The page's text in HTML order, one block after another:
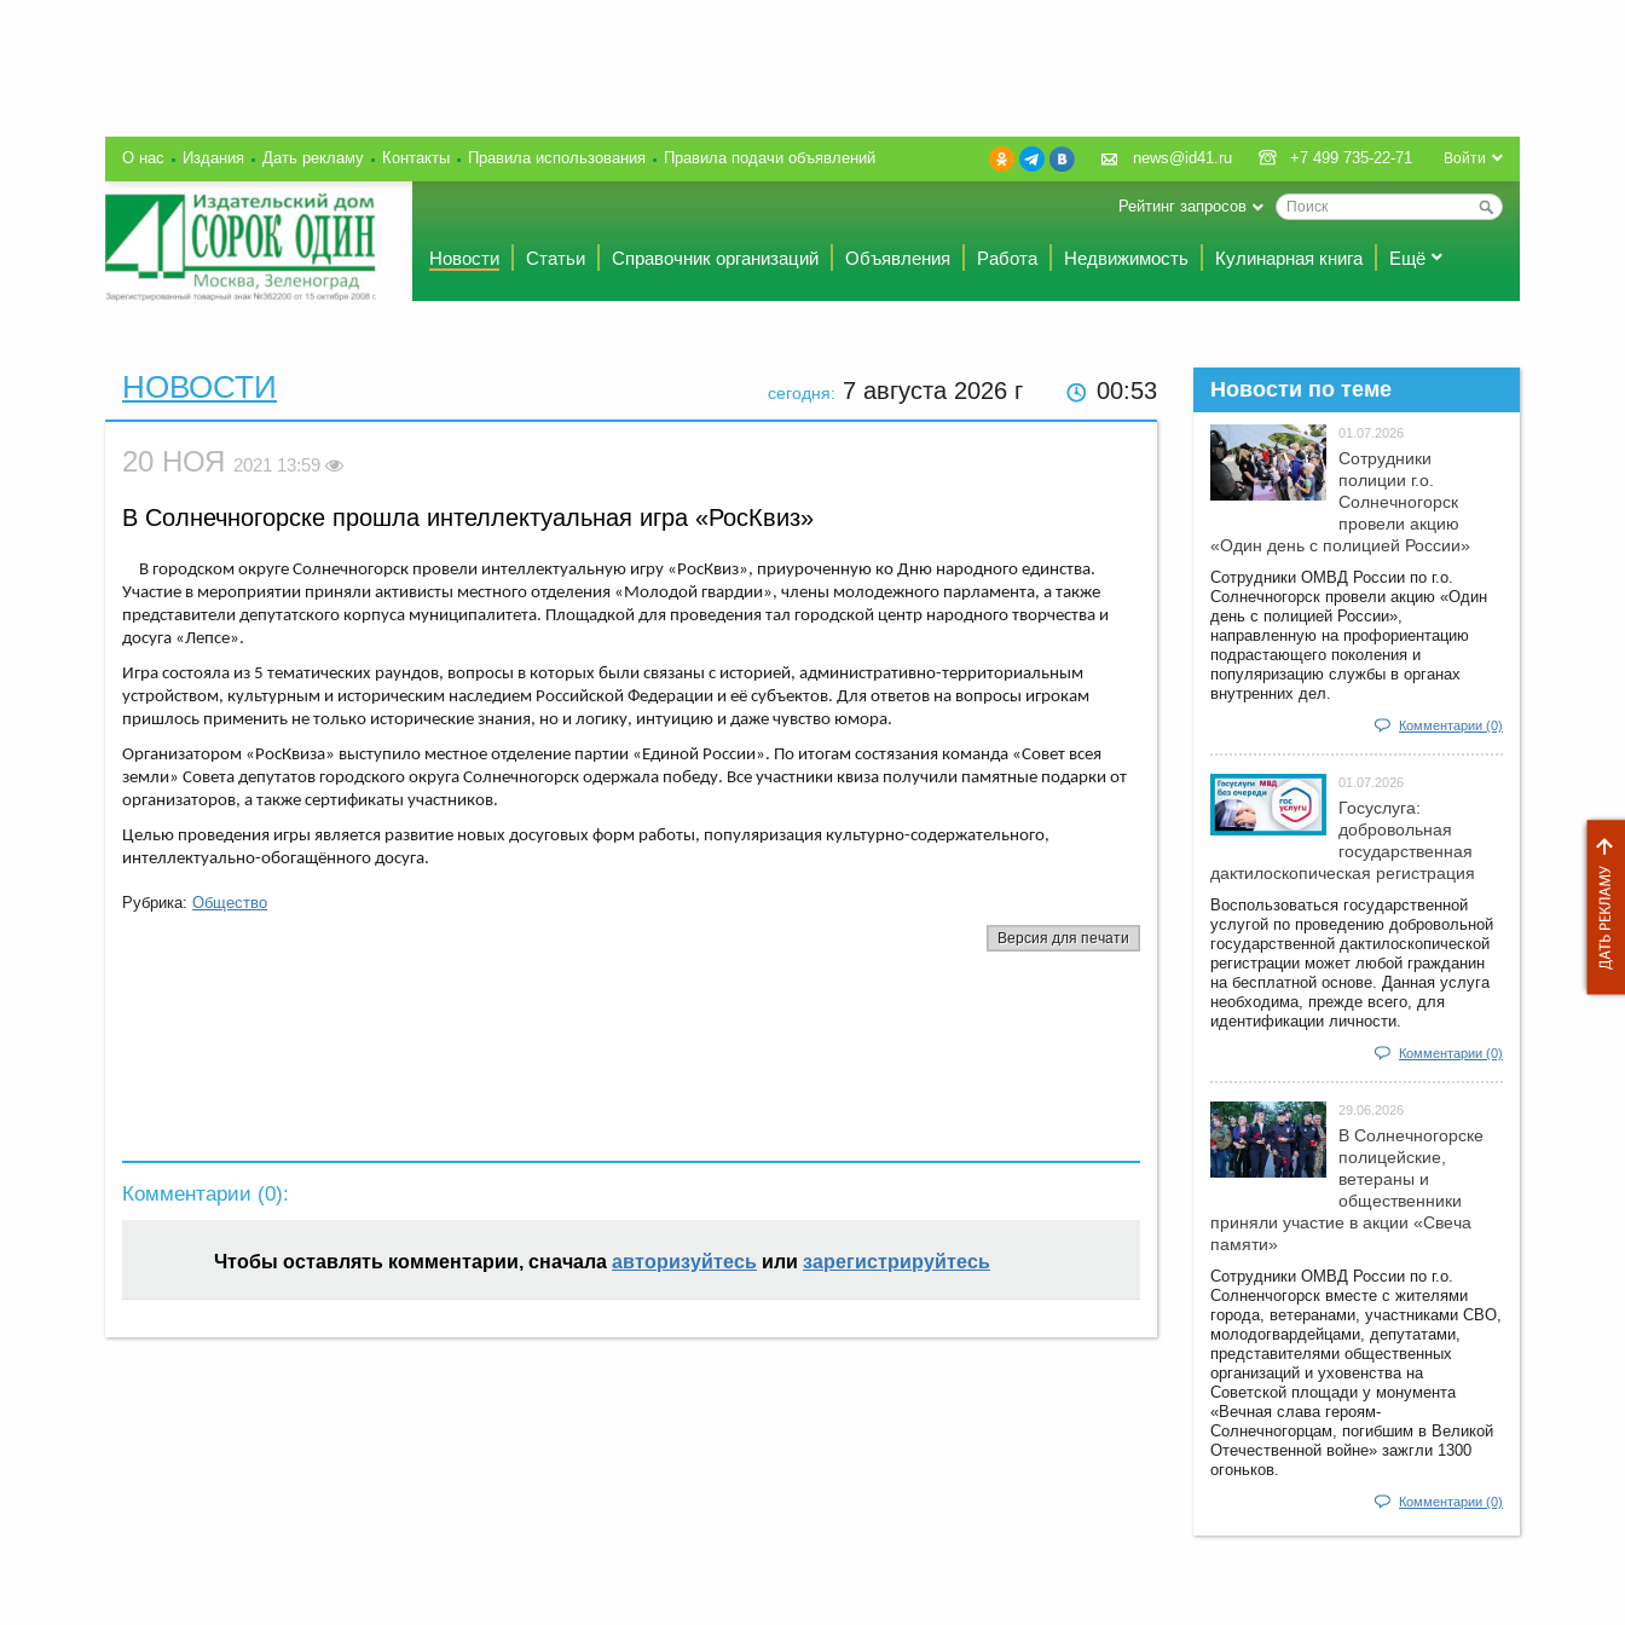
О нас Издания Дать рекламу Контакты Правила использования Правила подачи объявлений Войти
news@id41.ru +7 499 735-22-71
Рейтинг запросов
Новости Статьи Справочник организаций Объявления Работа Недвижимость Кулинарная книга Ещё
сегодня: 7 августа 2026 г 00 53
НОВОСТИ
20 НОЯ 2021 13:59
В Солнечногорске прошла интеллектуальная игра «РосКвиз»
В городском округе Солнечногорск провели интеллектуальную игру «РосКвиз», приуроченную ко Дню народного единства.
Участие в мероприятии приняли активисты местного отделения «Молодой гвардии», члены молодежного парламента, а также
представители депутатского корпуса муниципалитета. Площадкой для проведения тал городской центр народного творчества и
досуга «Лепсе».
Игра состояла из 5 тематических раундов, вопросы в которых были связаны с историей, административно-территориальным
устройством, культурным и историческим наследием Российской Федерации и её субъектов. Для ответов на вопросы игрокам
пришлось применить не только исторические знания, но и логику, интуицию и даже чувство юмора.
Организатором «РосКвиза» выступило местное отделение партии «Единой России». По итогам состязания команда «Совет всея
земли» Совета депутатов городского округа Солнечногорск одержала победу. Все участники квиза получили памятные подарки от
организаторов, а также сертификаты участников.
Целью проведения игры является развитие новых досуговых форм работы, популяризация культурно-содержательного,
интеллектуально-обогащённого досуга.
Рубрика: Общество
Версия для печати
Комментарии (0):
Чтобы оставлять комментарии, сначала авторизуйтесь или зарегистрируйтесь
Новости по теме
01.07.2026
Сотрудники
полиции г.о.
Солнечногорск
провели акцию
«Один день с полицией России»
Сотрудники ОМВД России по г.о.
Солнечногорск провели акцию «Один
день с полицией России»,
направленную на профориентацию
подрастающего поколения и
популяризацию службы в органах
внутренних дел.
Комментарии (0)
01.07.2026
Госуслуга:
добровольная
государственная
дактилоскопическая регистрация
Воспользоваться государственной
услугой по проведению добровольной
государственной дактилоскопической
регистрации может любой гражданин
на бесплатной основе. Данная услуга
необходима, прежде всего, для
идентификации личности.
Комментарии (0)
29.06.2026
В Солнечногорске
полицейские,
ветераны и
общественники
приняли участие в акции «Свеча
памяти»
Сотрудники ОМВД России по г.о.
Солненчогорск вместе с жителями
города, ветеранами, участниками СВО,
молодогвардейцами, депутатами,
представителями общественных
организаций и уховенства на
Советской площади у монумента
«Вечная слава героям-
Солнечногорцам, погибшим в Великой
Отечественной войне» зажгли 1300
огоньков.
Комментарии (0)